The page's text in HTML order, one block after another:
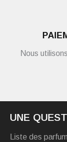
Nous
UNE
Liste des